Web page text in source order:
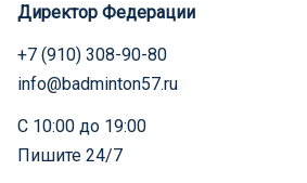
Директор Федерации
+7 (910) 308-90-80
info@badminton57.ru
С 10:00 до 19:00
Пишите 24/7